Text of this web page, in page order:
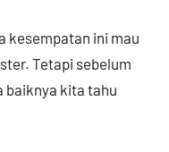
kesempatan ini mau
Tetapi sebelum
baiknya kita tahu